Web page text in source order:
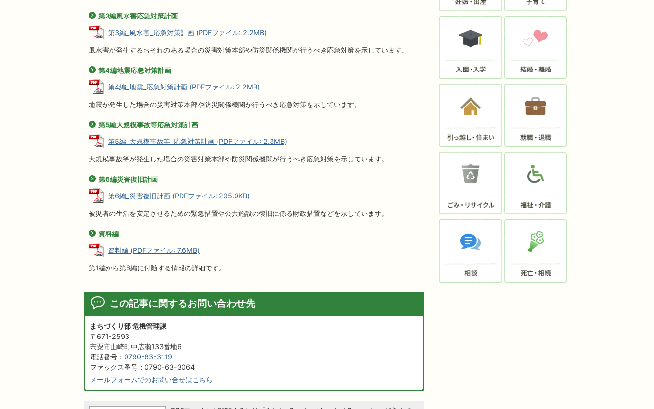
第3編風水害応急対策計画
第3編_風水害_応急対策計画 (PDFファイル: 2.2MB)
風水害が発生するおそれのある場合の災害対策本部や防災関係機関が行うべき応急対策を示しています。
第4編地震応急対策計画
第4編_地震_応急対策計画 (PDFファイル: 2.2MB)
地震が発生した場合の災害対策本部や防災関係機関が行うべき応急対策を示しています。
第5編大規模事故等応急対策計画
第5編_大規模事故等_応急対策計画 (PDFファイル: 2.3MB)
大規模事故等が発生した場合の災害対策本部や防災関係機関が行うべき応急対策を示しています。
第6編災害復旧計画
第6編_災害復旧計画 (PDFファイル: 295.0KB)
被災者の生活を安定させるための緊急措置や公共施設の復旧に係る財政措置などを示しています。
資料編
資料編 (PDFファイル: 7.6MB)
第1編から第6編に付随する情報の詳細です。
この記事に関するお問い合わせ先
まちづくり部 危機管理課
〒671-2593
宍粟市山崎町中広瀬133番地6
電話番号： 0790-63-3119
ファックス番号：0790-63-3064
メールフォームでのお問い合せはこちら